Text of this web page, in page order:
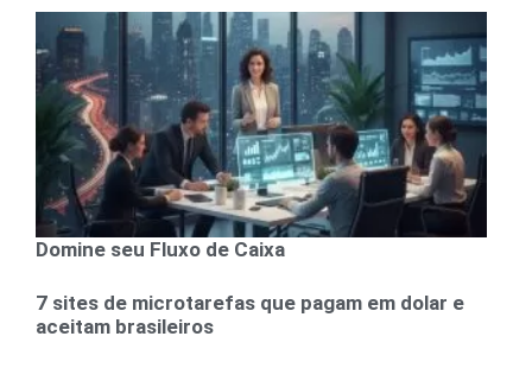
Domine seu Fluxo de Caixa
7 sites de microtarefas que pagam em dolar e
aceitam brasileiros